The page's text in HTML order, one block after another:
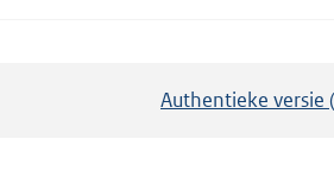
Authentieke versie